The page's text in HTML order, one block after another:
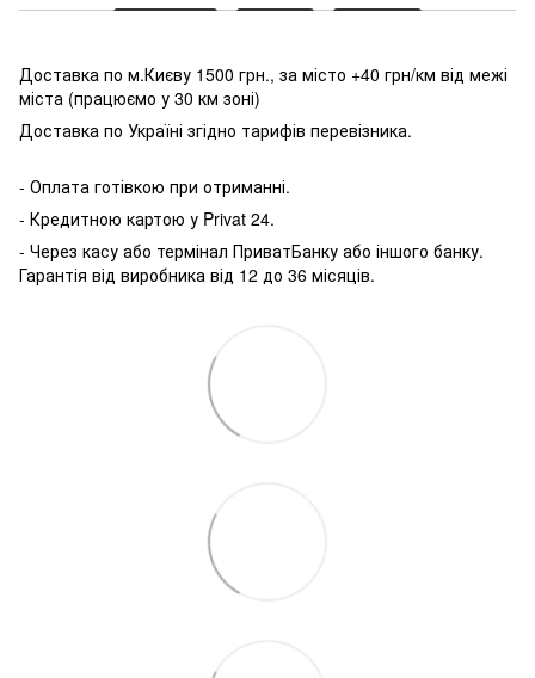
Доставка по м.Києву 1500 грн., за місто +40 грн/км від межі
міста (працюємо у 30 км зоні)
Доставка по Україні згідно тарифів перевізника.
- Оплата готівкою при отриманні.
- Кредитною картою у Privat 24.
- Через касу або термінал ПриватБанку або іншого банку.
Гарантія від виробника від 12 до 36 місяців.